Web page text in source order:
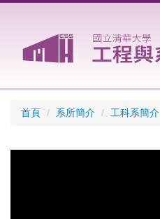
首頁
系所簡介 工科系簡介